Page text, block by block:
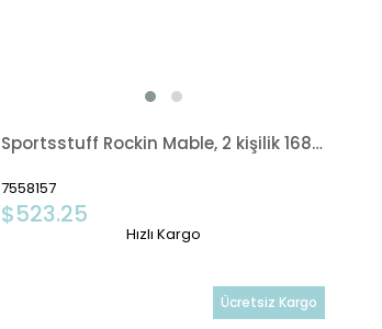
Sportsstuff Rockin Mable, 2 kişilik 168x157cm
7558157
$523.25
Hızlı Kargo
Ücretsiz Kargo